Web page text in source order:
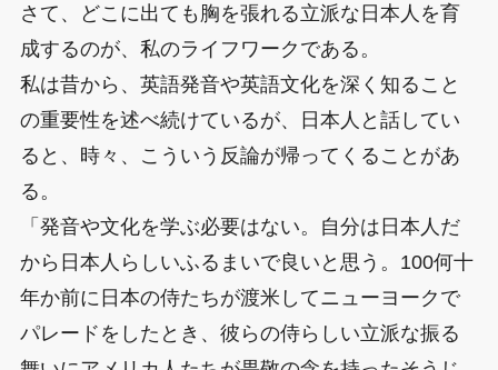
さて、どこに出ても胸を張れる立派な日本人を育
成するのが、私のライフワークである。
私は昔から、英語発音や英語文化を深く知ること
の重要性を述べ続けているが、日本人と話してい
ると、時々、こういう反論が帰ってくることがあ
る。
「発音や文化を学ぶ必要はない。自分は日本人だ
から日本人らしいふるまいで良いと思う。100何十
年か前に日本の侍たちが渡米してニューヨークで
パレードをしたとき、彼らの侍らしい立派な振る